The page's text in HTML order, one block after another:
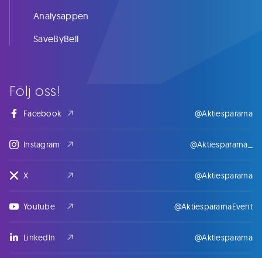
Följ oss!
Facebook @Aktiespararna
Instagram @Aktiespararna_
X @Aktiespararna
Youtube @AktiespararnaEvent
LinkedIn @Aktiespararna
Analysappen
SaveByBell